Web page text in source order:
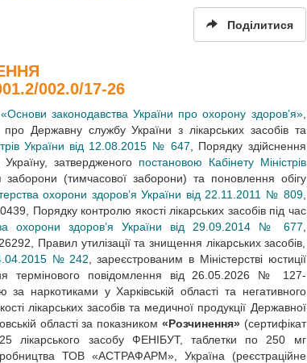
Поділитися
002.0/17-26
законодавства України про охорону здоров’я»,
Державну службу України з лікарських засобів та
України від 12.08.2015 № 647 , Порядку здійснення
затвердженого постановою Кабінету Міністрів
(тимчасової заборони) та поновлення обігу
охорони здоров’я України від 22.11.2011 № 809,
Порядку контролю якості лікарських засобів під час
охорони здоров’я України від 29.09.2014 № 677
Правил утилізації та знищення лікарських засобів,
№ 242 , зареєстрованим в Міністерстві юстиції
термінового повідомлення від 26.05.2026 № 127-
наркотиками у Харківській області та негативного
лікарських засобів та медичної продукції Державної
області за показником «Розчинення» (сертифікат
лікарського засобу ФЕНІБУТ, таблетки по 250 мг
ТОВ «АСТРАФАРМ», Україна (реєстраційне